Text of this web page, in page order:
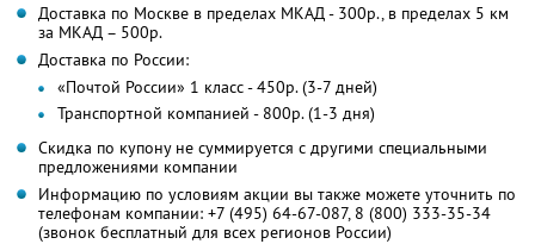
Доставка по Москве в пределах МКАД - 300р., в пределах 5 км
за МКАД – 500р.
Доставка по России:
«Почтой России» 1 класс - 450р. (3-7 дней)
Транспортной компанией - 800р. (1-3 дня)
Скидка по купону не суммируется с другими специальными
предложениями компании
Информацию по условиям акции вы также можете уточнить по
телефонам компании: +7 (495) 64-67-087, 8 (800) 333-35-34
(звонок бесплатный для всех регионов России)